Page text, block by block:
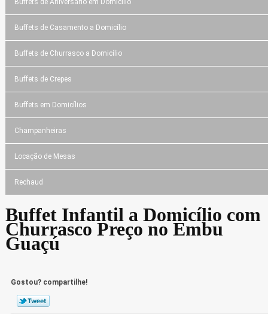
Buffets de Aniversário em Domicílio
Buffets de Casamento a Domicílio
Buffets de Churrasco a Domicílio
Buffets de Crepes
Buffets em Domicílios
Champanheiras
Locação de Mesas
Rechaud
Buffet Infantil a Domicílio com
Churrasco Preço no Embu
Guaçú
Gostou? compartilhe!